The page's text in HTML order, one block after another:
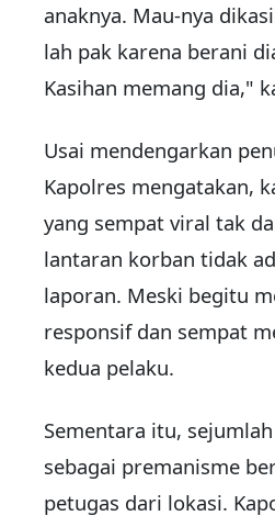
anaknya. Mau-nya
lah pak karena berani
Kasihan memang dia,"
Usai mendengarkan
Kapolres mengatakan,
yang sempat viral tak
lantaran korban tidak
laporan. Meski begitu
responsif dan sempat
kedua pelaku.
Sementara itu,
sebagai premanisme
petugas dari lokasi.